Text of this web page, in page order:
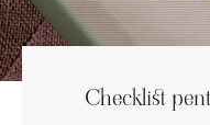
Checklist